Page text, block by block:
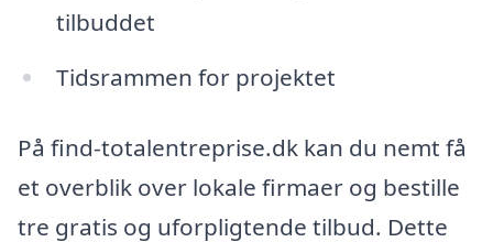
tilbuddet
Tidsrammen for projektet
På find-totalentreprise.dk kan du nemt få
et overblik over lokale firmaer og bestille
tre gratis og uforpligtende tilbud. Dette